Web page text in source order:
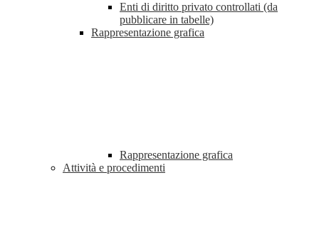
Enti di diritto privato controllati (da
pubblicare in tabelle)
Rappresentazione grafica
Rappresentazione grafica
Attività e procedimenti